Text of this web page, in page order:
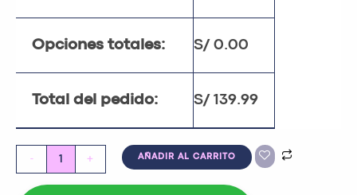
Opciones totales: S/ 0.00
Total del pedido: S/ 139.99
- + AÑADIR AL CARRITO